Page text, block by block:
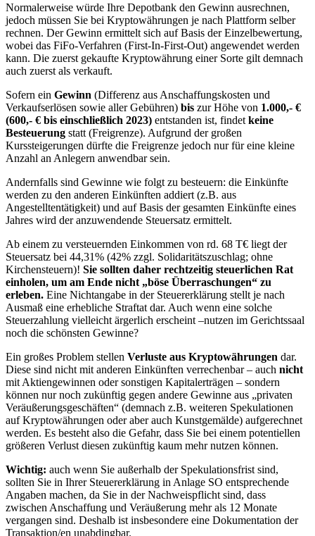
Normalerweise würde Ihre Depotbank den Gewinn ausrechnen,
jedoch müssen Sie bei Kryptowährungen je nach Plattform selber
rechnen. Der Gewinn ermittelt sich auf Basis der Einzelbewertung,
wobei das FiFo-Verfahren (First-In-First-Out) angewendet werden
kann. Die zuerst gekaufte Kryptowährung einer Sorte gilt demnach
auch zuerst als verkauft.
Sofern ein Gewinn (Differenz aus Anschaffungskosten und
Verkaufserlösen sowie aller Gebühren) bis zur Höhe von 1.000,- €
(600,- € bis einschließlich 2023) entstanden ist, findet keine
Besteuerung statt (Freigrenze). Aufgrund der großen
Kurssteigerungen dürfte die Freigrenze jedoch nur für eine kleine
Anzahl an Anlegern anwendbar sein.
Andernfalls sind Gewinne wie folgt zu besteuern: die Einkünfte
werden zu den anderen Einkünften addiert (z.B. aus
Angestelltentätigkeit) und auf Basis der gesamten Einkünfte eines
Jahres wird der anzuwendende Steuersatz ermittelt.
Ab einem zu versteuernden Einkommen von rd. 68 T€ liegt der
Steuersatz bei 44,31% (42% zzgl. Solidaritätszuschlag; ohne
Kirchensteuern)! Sie sollten daher rechtzeitig steuerlichen Rat
einholen, um am Ende nicht „böse Überraschungen“ zu
erleben. Eine Nichtangabe in der Steuererklärung stellt je nach
Ausmaß eine erhebliche Straftat dar. Auch wenn eine solche
Steuerzahlung vielleicht ärgerlich erscheint –nutzen im Gerichtssaal
noch die schönsten Gewinne?
Ein großes Problem stellen Verluste aus Kryptowährungen dar.
Diese sind nicht mit anderen Einkünften verrechenbar – auch nicht
mit Aktiengewinnen oder sonstigen Kapitalerträgen – sondern
können nur noch zukünftig gegen andere Gewinne aus „privaten
Veräußerungsgeschäften“ (demnach z.B. weiteren Spekulationen
auf Kryptowährungen oder aber auch Kunstgemälde) aufgerechnet
werden. Es besteht also die Gefahr, dass Sie bei einem potentiellen
größeren Verlust diesen zukünftig kaum mehr nutzen können.
Wichtig: auch wenn Sie außerhalb der Spekulationsfrist sind,
sollten Sie in Ihrer Steuererklärung in Anlage SO entsprechende
Angaben machen, da Sie in der Nachweispflicht sind, dass
zwischen Anschaffung und Veräußerung mehr als 12 Monate
vergangen sind. Deshalb ist insbesondere eine Dokumentation der
Transaktion/en unabdingbar.